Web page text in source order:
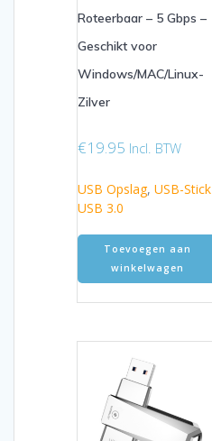
Roteerbaar – 5 Gbps –
Geschikt voor
Windows/MAC/Linux-
Zilver
€19.95 Incl. BTW
USB Opslag, USB-Stick
USB 3.0
Toevoegen aan
winkelwagen